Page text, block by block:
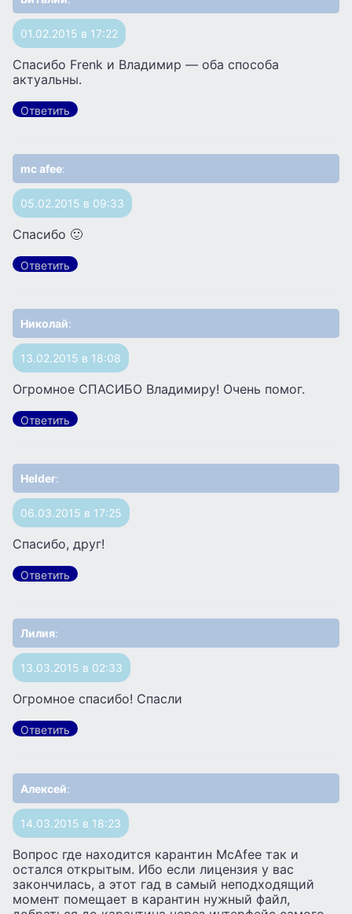
01.02.2015 в 17:22
Спасибо Frenk и Владимир — оба способа
актуальны.
Ответить
mc afee:
05.02.2015 в 09:33
Спасибо 🙂
Ответить
Николай:
13.02.2015 в 18:08
Огромное СПАСИБО Владимиру! Очень помог.
Ответить
Helder:
06.03.2015 в 17:25
Спасибо, друг!
Ответить
Лилия:
13.03.2015 в 02:33
Огромное спасибо! Спасли
Ответить
Алексей:
14.03.2015 в 18:23
Вопрос где находится карантин McAfee так и
остался открытым. Ибо если лицензия у вас
закончилась, а этот гад в самый неподходящий
момент помещает в карантин нужный файл,